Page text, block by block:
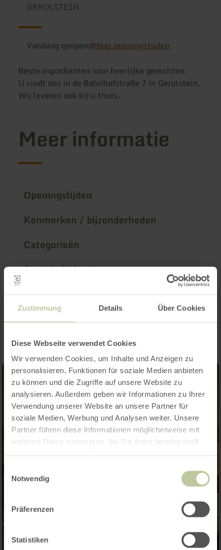
Zustimmung Details Über Cookies
Diese Webseite verwendet Cookies
Wir verwenden Cookies, um Inhalte und Anzeigen zu
personalisieren, Funktionen für soziale Medien anbieten
zu können und die Zugriffe auf unsere Website zu
analysieren. Außerdem geben wir Informationen zu Ihrer
Verwendung unserer Website an unsere Partner für
soziale Medien, Werbung und Analysen weiter. Unsere
Partner führen diese Informationen möglicherweise mit
weiteren Daten zusammen, die Sie ihnen bereitgestellt
Notwendig
Präferenzen
Statistiken
GEROLSTEIN
Vandaag geopendMeer openingstijden
Beste ingredienten voor heerlijke gerechten.
U vindt ons in de Bahnhofstraße 7 in Gerolstein.
Wij leveren ook bij u thuis.
Meer informatie
Openingstijden
Kenmerken / bijzonderheden
Categorieën
Aantal zitplaatsen
Impressies